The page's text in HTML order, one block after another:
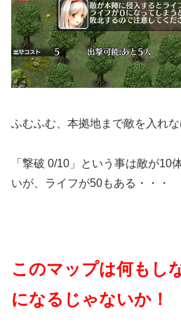
ふむふむ、本拠地まで敵を入れな
「撃破 0/10」という事は敵が10
いが、ライフが50もある・・・
このマップは何もし
になるじゃないか！